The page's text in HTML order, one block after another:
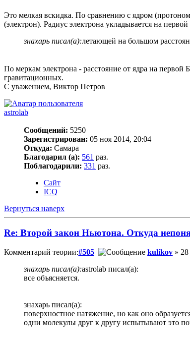
Это мелкая вскидка. По сравнению с ядром
(электрон). Радиус электрона укладывается на
знахарь писал(а):летающей на большом
По меркам электрона - расстояние от ядра на
гравитационных.
С уважением, Виктор Петров
astrolab
Сообщений: 5250
Зарегистрирован: 05 ноя 2014, 20:04
Откуда: Самара
Благодарил (а): 561 раз.
Поблагодарили: 331 раз.
Сайт
ICQ
Вернуться наверх
Re: Второй закон Ньютона. Откуда
Комментарий теории:#505 kulikov »
знахарь писал(а):astrolab писал(а):
все объясняется.
знахарь писал(а):
поверхностное натяжение, но как оно
одни молекулы друг к другу испытывают это